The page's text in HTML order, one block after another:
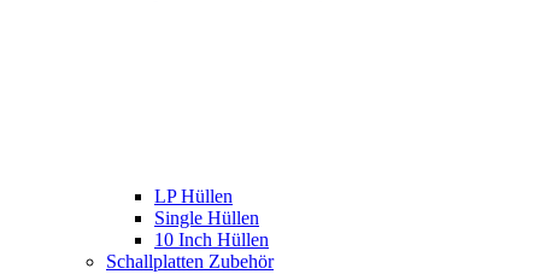
LP Hüllen
Single Hüllen
10 Inch Hüllen
Schallplatten Zubehör